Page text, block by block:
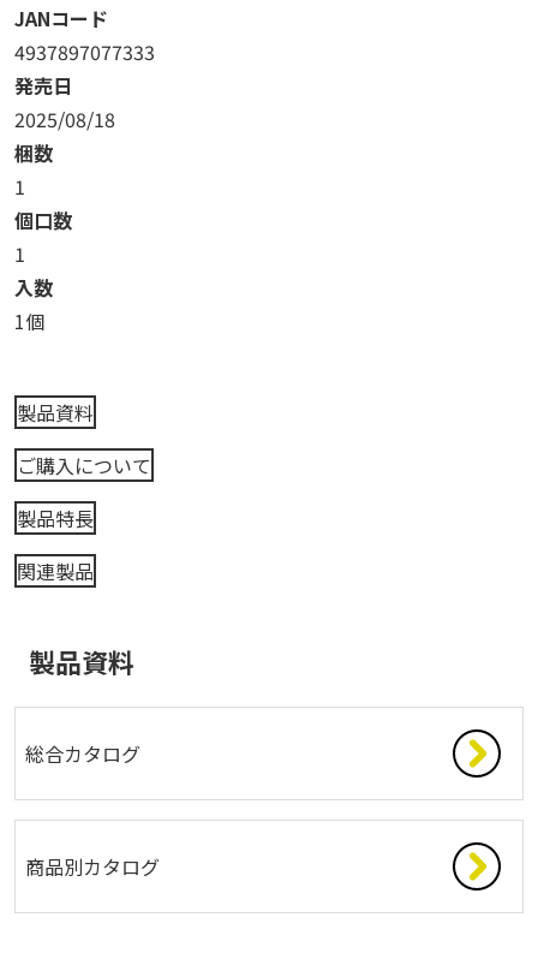
JANコード
4937897077333
発売日
2025/08/18
梱数
1
個口数
1
入数
1個
製品資料
ご購入について
製品特長
関連製品
製品資料
総合カタログ
商品別カタログ